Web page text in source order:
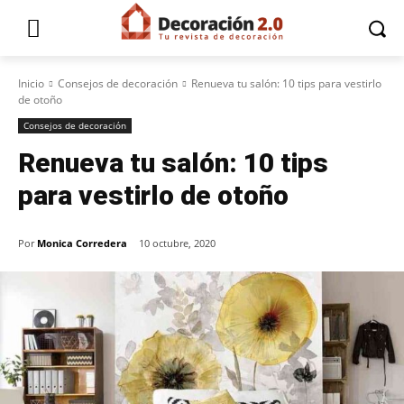
Inicio Consejos de decoración
Renueva tu salón: 10 tips para vestirlo
de otoño
Consejos de decoración
Renueva tu salón: 10 tips
para vestirlo de otoño
Por Monica Corredera 10 octubre, 2020